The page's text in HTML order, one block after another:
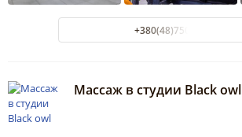
+380(48)750-20-92
Массаж в студии Black owl